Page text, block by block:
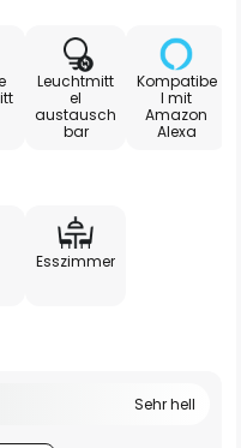
Leuchtmitt
el
austausch
bar
Kompatibe
l mit
Amazon
Alexa
Esszimmer
Sehr hell